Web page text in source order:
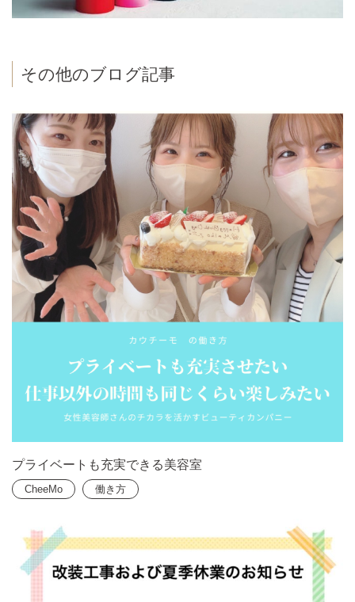
その他のブログ記事
プライベートも充実できる美容室
CheeMo 働き方